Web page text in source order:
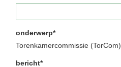
onderwerp*
Torenkamercommissie (TorCom)
bericht*